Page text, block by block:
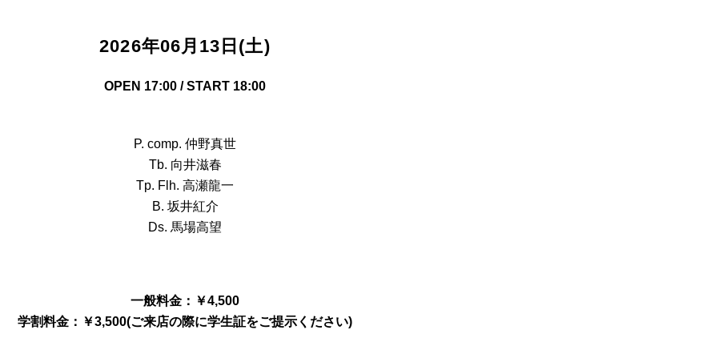
2026年06月13日(土)
OPEN 17:00 / START 18:00
P. comp. 仲野真世
Tb. 向井滋春
Tp. Flh. 高瀬龍一
B. 坂井紅介
Ds. 馬場高望
一般料金：￥4,500
学割料金：￥3,500(ご来店の際に学生証をご提示ください)